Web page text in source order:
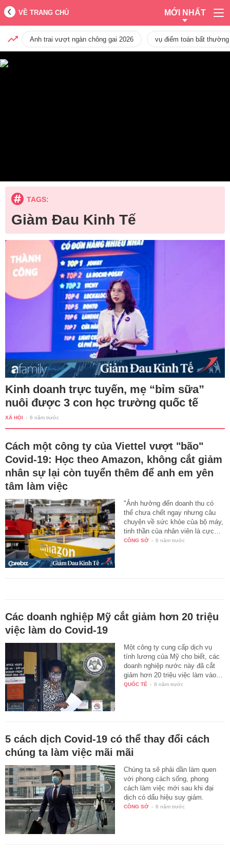
VỀ TRANG CHỦ MỚI NHẤT
Anh trai vượt ngàn chông gai 2026 vụ điểm toán bất
TAGS:
Giàm Đau Kinh Tế
Kinh doanh trực tuyến, mẹ “bỉm sữa”
nuôi được 3 con học trường quốc tế
XÃ HỘI - 6 năm trước
Cách một công ty của Viettel vượt "bão"
Covid-19: Học theo Amazon, không cắt giảm
nhân sự lại còn tuyển thêm để anh em yên
tâm làm việc
"Ảnh hưởng đến doanh thu có
thể chưa chết ngay nhưng câu
chuyện về sức khỏe của bộ máy,
tinh thần của nhân viên là cực…
CÔNG SỞ - 6 năm trước
Các doanh nghiệp Mỹ cắt giảm hơn 20 triệu
việc làm do Covid-19
Một công ty cung cấp dịch vụ
tính lương của Mỹ cho biết, các
doanh nghiệp nước này đã cắt
giảm hơn 20 triệu việc làm vào…
QUỐC TẾ - 6 năm trước
5 cách dịch Covid-19 có thể thay đổi cách
chúng ta làm việc mãi mãi
Chúng ta sẽ phải dần làm quen
với phong cách sống, phong
cách làm việc mới sau khi đại
dịch có dấu hiệu suy giảm.
CÔNG SỞ - 6 năm trước